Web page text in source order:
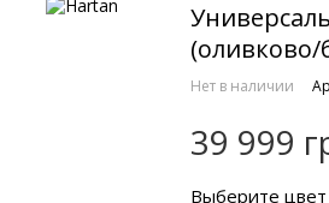
Нет в наличии
39 999
Выберите цвет